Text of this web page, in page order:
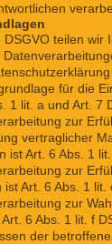
teilen wir
für die
1 lit. a und Art. 7
zur
vertraglicher
ist Art. 6 Abs. 1
zur
Art. 6 Abs. 1 lit.
zur
6 Abs. 1 lit. f
der